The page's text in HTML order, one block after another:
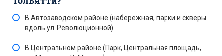
В Автозаводском районе (набережная, парки и скверы
вдоль ул. Революционной)
В Центральном районе (Парк, Центральная площадь,